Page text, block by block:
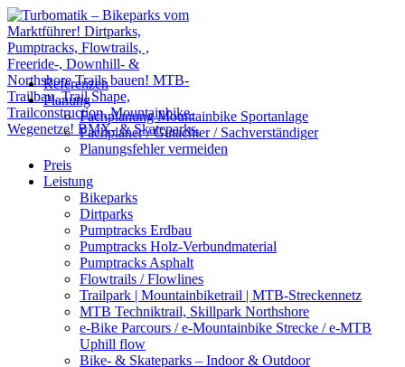
Referenzen
Planung
Fachplanung Mountainbike Sportanlage
Fachplaner / Gutachter / Sachverständiger
Planungsfehler vermeiden
Preis
Leistung
Bikeparks
Dirtparks
Pumptracks Erdbau
Pumptracks Holz-Verbundmaterial
Pumptracks Asphalt
Flowtrails / Flowlines
Trailpark | Mountainbiketrail | MTB-Streckennetz
MTB Techniktrail, Skillpark Northshore
e-Bike Parcours / e-Mountainbike Strecke / e-MTB
Uphill flow
Bike- & Skateparks – Indoor & Outdoor